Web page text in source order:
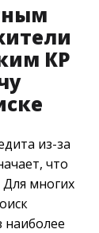
КР
из-за
что
многих